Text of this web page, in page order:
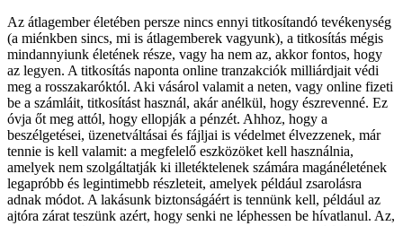
Az átlagember életében persze nincs ennyi titkosítandó tevékenység
(a miénkben sincs, mi is átlagemberek vagyunk), a titkosítás mégis
mindannyiunk életének része, vagy ha nem az, akkor fontos, hogy
az legyen. A titkosítás naponta online tranzakciók milliárdjait védi
meg a rosszakaróktól. Aki vásárol valamit a neten, vagy online fizeti
be a számláit, titkosítást használ, akár anélkül, hogy észrevenné. Ez
óvja őt meg attól, hogy ellopják a pénzét. Ahhoz, hogy a
beszélgetései, üzenetváltásai és fájljai is védelmet élvezzenek, már
tennie is kell valamit: a megfelelő eszközöket kell használnia,
amelyek nem szolgáltatják ki illetéktelenek számára magánéletének
legapróbb és legintimebb részleteit, amelyek például zsarolásra
adnak módot. A lakásunk biztonságáért is tennünk kell, például az
ajtóra zárat teszünk azért, hogy senki ne léphessen be hívatlanul. Az,